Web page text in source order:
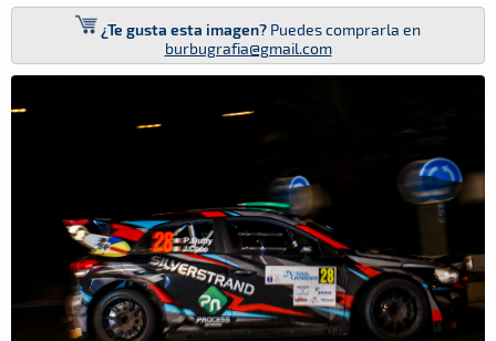
¿Te gusta esta imagen? Puedes comprarla en
burbugrafia@gmail.com